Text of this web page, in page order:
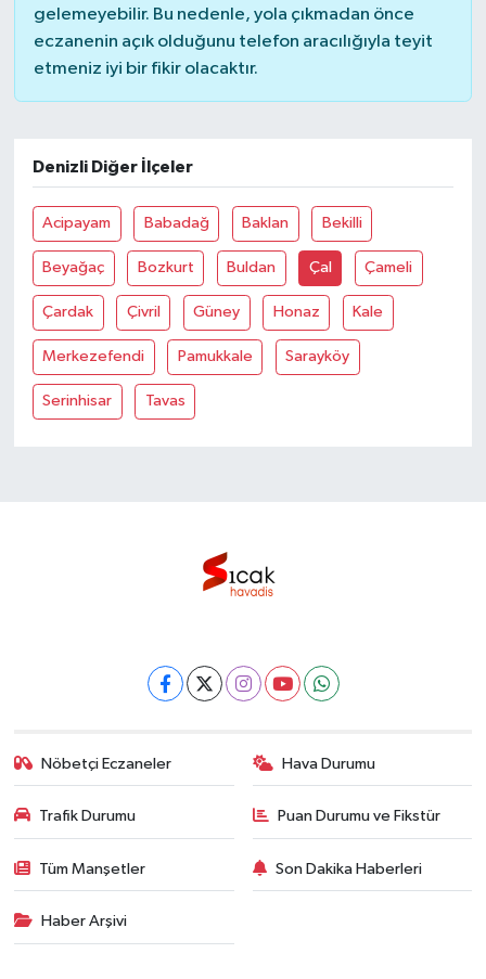
gelemeyebilir. Bu nedenle, yola çıkmadan önce
eczanenin açık olduğunu telefon aracılığıyla teyit
etmeniz iyi bir fikir olacaktır.
Denizli Diğer İlçeler
Acipayam Babadağ Baklan Bekilli
Beyağaç Bozkurt Buldan Çal Çameli
Çardak Çivril Güney Honaz Kale
Merkezefendi Pamukkale Sarayköy
Serinhisar Tavas
Nöbetçi Eczaneler Hava Durumu
Trafik Durumu Puan Durumu ve Fikstür
Tüm Manşetler Son Dakika Haberleri
Haber Arşivi
Bilim, Teknoloji